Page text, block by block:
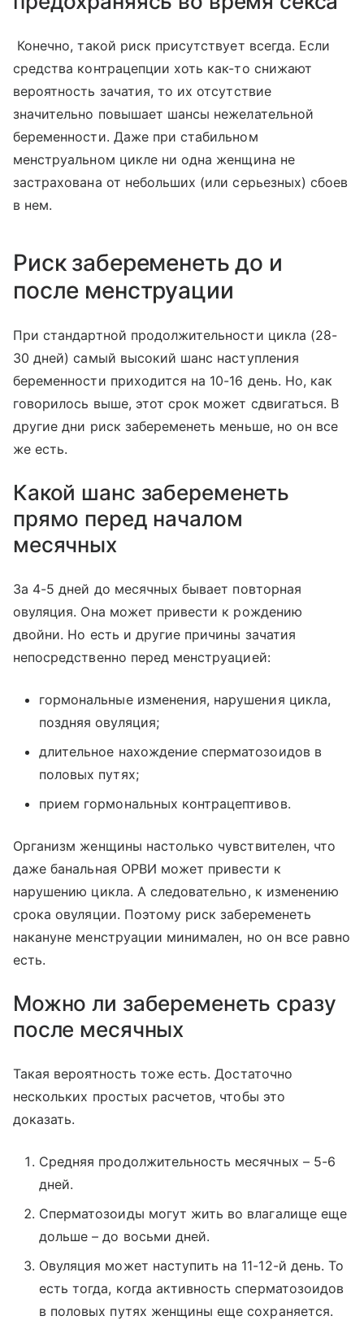
Конечно, такой риск присутствует всегда. Если
средства контрацепции хоть как-то снижают
вероятность зачатия, то их отсутствие
значительно повышает шансы нежелательной
беременности. Даже при стабильном
менструальном цикле ни одна женщина не
застрахована от небольших (или серьезных) сбоев
в нем.
Риск забеременеть до и
после менструации
При стандартной продолжительности цикла (28-
30 дней) самый высокий шанс наступления
беременности приходится на 10-16 день. Но, как
говорилось выше, этот срок может сдвигаться. В
другие дни риск забеременеть меньше, но он все
же есть.
Какой шанс забеременеть
прямо перед началом
месячных
За 4-5 дней до месячных бывает повторная
овуляция. Она может привести к рождению
двойни. Но есть и другие причины зачатия
непосредственно перед менструацией:
гормональные изменения, нарушения цикла,
поздняя овуляция;
длительное нахождение сперматозоидов в
половых путях;
прием гормональных контрацептивов.
Организм женщины настолько чувствителен, что
даже банальная ОРВИ может привести к
нарушению цикла. А следовательно, к изменению
срока овуляции. Поэтому риск забеременеть
накануне менструации минимален, но он все равно
есть.
Можно ли забеременеть сразу
после месячных
Такая вероятность тоже есть. Достаточно
нескольких простых расчетов, чтобы это
доказать.
Средняя продолжительность месячных – 5-6
дней.
Сперматозоиды могут жить во влагалище еще
дольше – до восьми дней.
Овуляция может наступить на 11-12-й день. То
есть тогда, когда активность сперматозоидов
в половых путях женщины еще сохраняется.